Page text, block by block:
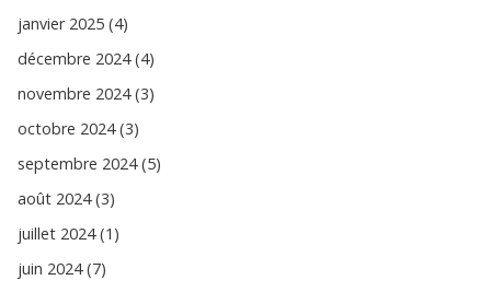
janvier 2025 (4)
décembre 2024 (4)
novembre 2024 (3)
octobre 2024 (3)
septembre 2024 (5)
août 2024 (3)
juillet 2024 (1)
juin 2024 (7)